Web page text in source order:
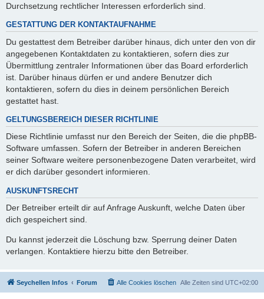
Durchsetzung rechtlicher Interessen erforderlich sind.
GESTATTUNG DER KONTAKTAUFNAHME
Du gestattest dem Betreiber darüber hinaus, dich unter den von dir
angegebenen Kontaktdaten zu kontaktieren, sofern dies zur
Übermittlung zentraler Informationen über das Board erforderlich
ist. Darüber hinaus dürfen er und andere Benutzer dich
kontaktieren, sofern du dies in deinem persönlichen Bereich
gestattet hast.
GELTUNGSBEREICH DIESER RICHTLINIE
Diese Richtlinie umfasst nur den Bereich der Seiten, die die phpBB-
Software umfassen. Sofern der Betreiber in anderen Bereichen
seiner Software weitere personenbezogene Daten verarbeitet, wird
er dich darüber gesondert informieren.
AUSKUNFTSRECHT
Der Betreiber erteilt dir auf Anfrage Auskunft, welche Daten über
dich gespeichert sind.
Du kannst jederzeit die Löschung bzw. Sperrung deiner Daten
verlangen. Kontaktiere hierzu bitte den Betreiber.
Seychellen Infos Forum Alle Zeiten sind UTC+02:00
Alle Cookies löschen